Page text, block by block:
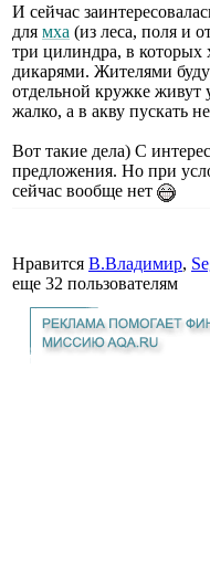
И сейчас
для мха (из леса, поля и
три цилиндра, в которых
дикарями. Жителями
отдельной кружке живут
жалко, а в акву пускать
Вот такие дела) С
предложения. Но при
сейчас вообще нет
Нравится В.Владимир,
еще 32 пользователям